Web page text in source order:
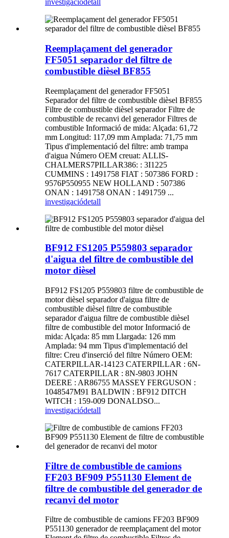
investigaciódetall
Reemplaçament del generador
FF5051 separador del filtre de
combustible dièsel BF855
Reemplaçament del generador FF5051
Separador del filtre de combustible dièsel BF855
Filtre de combustible dièsel separador Filtre de
combustible de recanvi del generador Filtres de
combustible Informació de mida: Alçada: 61,72
mm Longitud: 117,09 mm Amplada: 71,75 mm
Tipus d'implementació del filtre: amb trampa
d'aigua Número OEM creuat: ALLIS-
CHALMERS7PILLAR386: : 3I1225
CUMMINS : 1491758 FIAT : 507386 FORD :
9576P550955 NEW HOLLAND : 507386
ONAN : 1491758 ONAN : 1491759 ...
investigaciódetall
BF912 FS1205 P559803 separador
d'aigua del filtre de combustible del
motor dièsel
BF912 FS1205 P559803 filtre de combustible de
motor dièsel separador d'aigua filtre de
combustible dièsel filtre de combustible
separador d'aigua filtre de combustible dièsel
filtre de combustible del motor Informació de
mida: Alçada: 85 mm Llargada: 126 mm
Amplada: 94 mm Tipus d'implementació del
filtre: Creu d'inserció del filtre Número OEM:
CATERPILLAR-14123 CATERPILLAR : 6N-
7617 CATERPILLAR : 8N-9803 JOHN
DEERE : AR86755 MASSEY FERGUSON :
1048547M91 BALDWIN : BF912 DITCH
WITCH : 159-009 DONALDSO...
investigaciódetall
Filtre de combustible de camions
FF203 BF909 P551130 Element de
filtre de combustible del generador de
recanvi del motor
Filtre de combustible de camions FF203 BF909
P551130 generador de reemplaçament del motor